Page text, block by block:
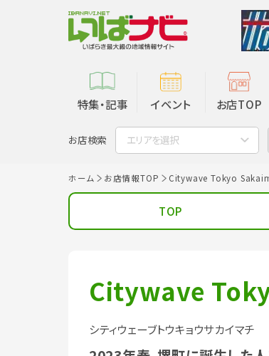
特集・記事 イベント お店TOP
お店検索 エリアを選択
ホーム お店情報TOP Citywave Tokyo
TOP
Citywave
シティウェーブトウキョウサカイマチ